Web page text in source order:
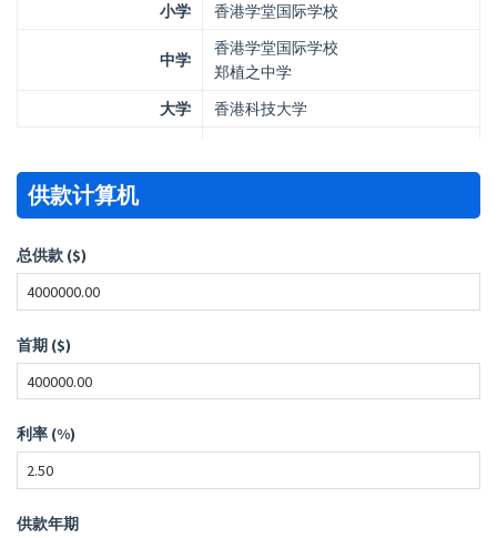
小学
香港学堂国际学校
中学
香港学堂国际学校
郑植之中学
大学
香港科技大学
供款计算机
总供款 ($)
首期 ($)
利率 (%)
供款年期